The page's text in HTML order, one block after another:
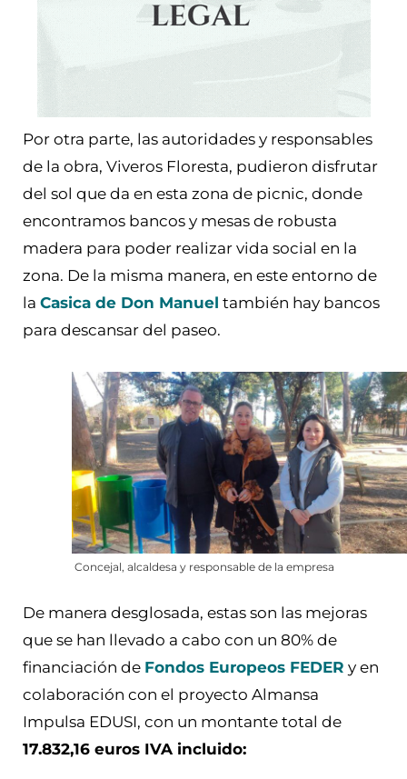
Por otra parte, las autoridades y responsables
de la obra, Viveros Floresta, pudieron disfrutar
del sol que da en esta zona de picnic, donde
encontramos bancos y mesas de robusta
madera para poder realizar vida social en la
zona. De la misma manera, en este entorno de
la Casica de Don Manuel también hay bancos
para descansar del paseo.
Concejal, alcaldesa y responsable de la empresa
De manera desglosada, estas son las mejoras
que se han llevado a cabo con un 80% de
financiación de Fondos Europeos FEDER y en
colaboración con el proyecto Almansa
Impulsa EDUSI, con un montante total de
17.832,16 euros IVA incluido: